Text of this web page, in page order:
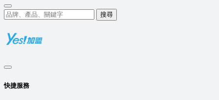
搜尋
快捷服務